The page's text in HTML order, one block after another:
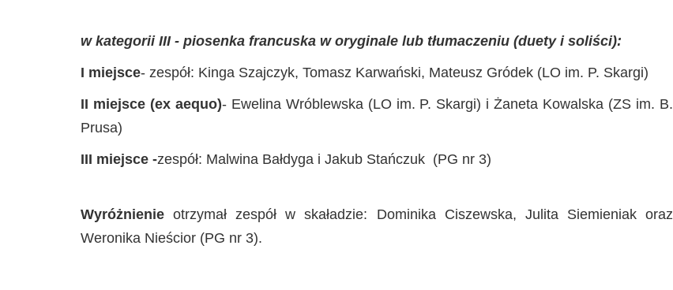
w kategorii III - piosenka francuska w oryginale lub tłumaczeniu (duety i soliści):
I miejsce- zespół: Kinga Szajczyk, Tomasz Karwański, Mateusz Gródek (LO im. P. Skargi)
II miejsce (ex aequo)- Ewelina Wróblewska (LO im. P. Skargi) i Żaneta Kowalska (ZS im. B.
Prusa)
III miejsce -zespół: Malwina Bałdyga i Jakub Stańczuk (PG nr 3)
Wyróżnienieotrzymał zespół w skaładzie: Dominika Ciszewska, Julita Siemieniak oraz
Weronika Nieścior (PG nr 3).